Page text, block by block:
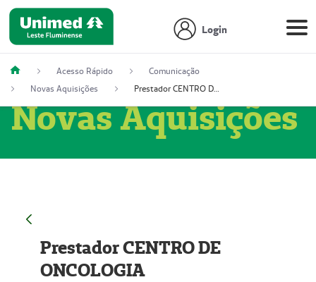
Login
Acesso Rápido
Comunicação
Novas Aquisições
Prestador CENTRO DE ONCOLOGIA
Novas Aquisições
Prestador CENTRO DE
ONCOLOGIA